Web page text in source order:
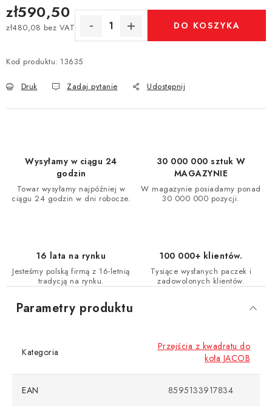
zł590,50
zł480,08 bez VAT
Cena jednostkowa:
DO KOSZYKA
Kod produktu: 13635
Druk Zadaj pytanie Udostępnij
Wysyłamy w ciągu 24
godzin
Towar wysyłamy najpóźniej w
ciągu 24 godzin w dni robocze.
30 000 000 sztuk W
MAGAZYNIE
W magazynie posiadamy ponad
30 000 000 pozycji.
16 lata na rynku
Jesteśmy polską firmą z 16-letnią
tradycją na rynku.
100 000+ klientów.
Tysiące wysłanych paczek i
zadowolonych klientów.
Parametry produktu
Kategoria
Przejścia z kwadratu do
koła JACOB
EAN 8595133917834